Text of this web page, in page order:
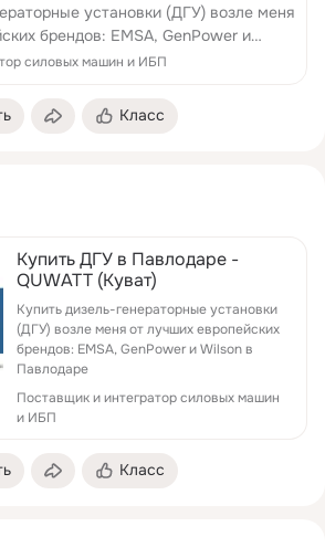
установки (ДГУ) возле меня
брендов: EMSA, GenPower и
силовых машин и ИБП
Класс
Купить ДГУ в Павлодаре -
QUWATT (Куват)
Купить дизель-генераторные установки
(ДГУ) возле меня от лучших европейских
брендов: EMSA, GenPower и Wilson в
Павлодаре
Поставщик и интегратор силовых машин
и ИБП
Класс